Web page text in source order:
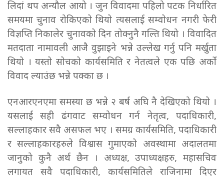
लिदां थप अन्यौल आयो । जुन विवादमा पहिलो पटक निर्धारित
समयमा चुनाव रोकिएको थियो त्यसलाई सम्वोधन नगरी फेरी
विज्ञप्ति निकालेर चुनावको दिन तोक्नुनै गल्ति थियो । विवादित
मतदाता नामावली आजै वुझाइने भन्ने उल्लेख गर्नु पनि मर्खुता
थियो । यस्तो सोचको कार्यसमिति र नेतत्वले एक पछि अर्को
विवाद ल्याउंछ भन्ने पक्का छ ।
एनआरएनएमा समस्या छ भन्ने २ बर्ष अघि नै देखिएको थियो ।
यसलाई सही ढंगवाट सम्वोधन गर्न नेतृत्व, पदाधिकारी,
सल्लाहकार सवै असफल भए । समग्र कार्यसमिति, पदाधिकारी
र सल्लाहकारहरुले विश्वास गुमाएको अवस्थामा अदालतमा
जानुको कुनै अर्थ छैन । अध्यक्ष, उपाध्यक्षहरु, महासचिव
लगायत सवै पदाधिकारी, कार्यसमितिले राजिनामा दिएर